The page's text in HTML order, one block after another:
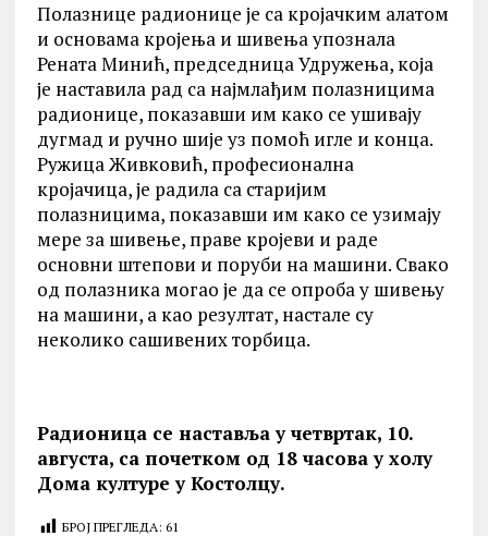
Полазнице радионице је са кројачким алатом
и основама кројења и шивења упознала
Рената Минић, председница Удружења, која
је наставила рад са најмлађим полазницима
радионице, показавши им како се ушивају
дугмад и ручно шије уз помоћ игле и конца.
Ружица Живковић, професионална
кројачица, је радила са старијим
полазницима, показавши им како се узимају
мере за шивење, праве кројеви и раде
основни штепови и поруби на машини. Свако
од полазника могао је да се опроба у шивењу
на машини, а као резултат, настале су
неколико сашивених торбица.
Радионица се наставља у четвртак, 10.
августа, са почетком од 18 часова у холу
Дома културе у Костолцу.
БРОЈ ПРЕГЛЕДА: 61